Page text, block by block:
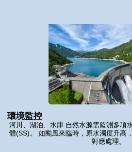
環境監控
河川、湖泊、水庫 自然水源需監測多項
體(SS)。 如颱風來臨時，原水濁度升高
對應處理。